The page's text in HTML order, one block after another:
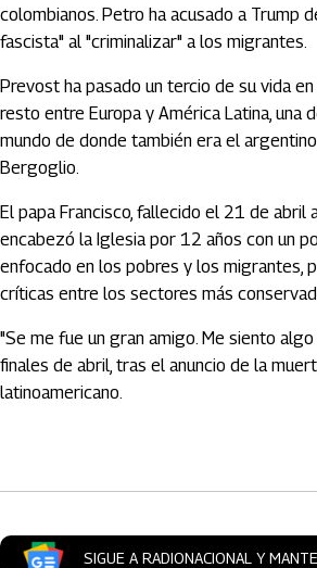
colombianos. Petro ha acusado a Trump
fascista" al "criminalizar" a los migrantes.
Prevost ha pasado un tercio de su vida
resto entre Europa y América Latina, una
mundo de donde también era el
Bergoglio.
El papa Francisco, fallecido el 21 de abril
encabezó la Iglesia por 12 años con un
enfocado en los pobres y los migrantes,
críticas entre los sectores más
"Se me fue un gran amigo. Me siento
finales de abril, tras el anuncio de la
latinoamericano.
SIGUE A RADIONACIONAL Y